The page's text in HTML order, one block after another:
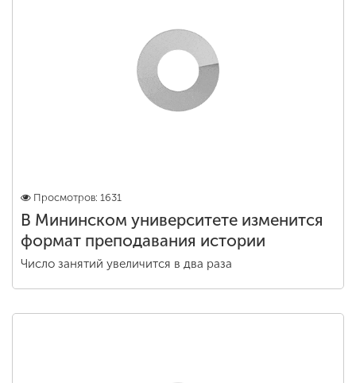
Просмотров: 1631
В Мининском университете изменится
формат преподавания истории
Число занятий увеличится в два раза